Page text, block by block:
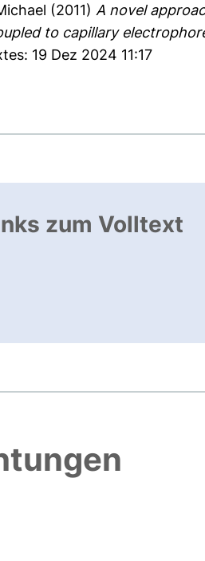
(2011)A novel
to capillary
19 Dez 2024 11:17
zum Volltext
öffnet neues Fenster